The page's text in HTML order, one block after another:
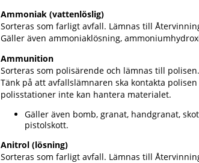
Ammoniak (vattenlöslig)
Sorteras som farligt avfall. Lämnas till
Gäller även ammoniaklösning,
Ammunition
Sorteras som polisärende och lämnas till polisen.
Tänk på att avfallslämnaren ska kontakta
polisstationer inte kan hantera materialet.
Gäller även bomb, granat, handgranat,
pistolskott.
Anitrol (lösning)
Sorteras som farligt avfall. Lämnas till